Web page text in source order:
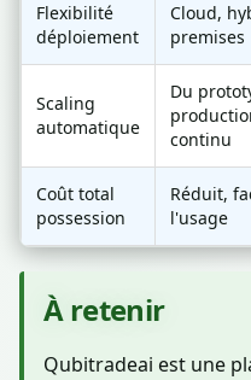
Flexibilité
déploiement
Cloud,
premises
Scaling
automatique
Du
continu
Coût total
possession
Réduit,
l'usage
À retenir
Qubitradeai est une